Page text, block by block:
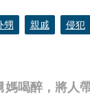
喝醉，將人
甥 親戚 侵犯